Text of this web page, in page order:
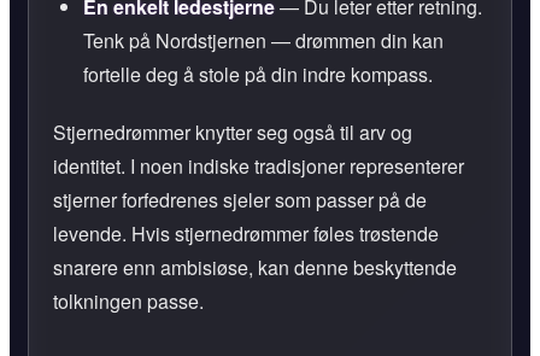
En enkelt ledestjerne— Du leter etter retning.
Tenk på Nordstjernen — drømmen din kan
fortelle deg å stole på din indre kompass.
Stjernedrømmer knytter seg også til arv og
identitet. I noen indiske tradisjoner representerer
stjerner forfedrenes sjeler som passer på de
levende. Hvis stjernedrømmer føles trøstende
snarere enn ambisiøse, kan denne beskyttende
tolkningen passe.